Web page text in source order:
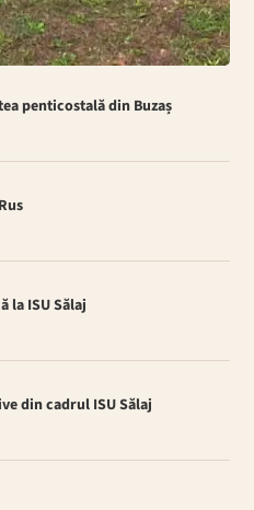
penticostală din Buzaș
ISU Sălaj
din cadrul ISU Sălaj